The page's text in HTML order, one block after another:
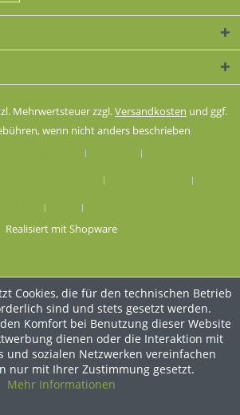
Mehrwertsteuer zzgl.Versandkosten und ggf.
wenn nicht anders beschrieben
Realisiert mit Shopware
Cookies, die für den technischen Betrieb
sind und stets gesetzt werden.
Komfort bei Benutzung dieser Website
dienen oder die Interaktion mit
und sozialen Netzwerken vereinfachen
nur mit Ihrer Zustimmung gesetzt.
Mehr Informationen